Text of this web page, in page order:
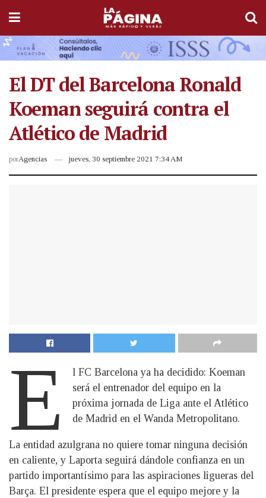
El DT del Barcelona Ronald
Koeman seguirá contra el
Atlético de Madrid
porAgencias jueves, 30 septiembre 2021 7:34 AM
E
l FC Barcelona ya ha decidido: Koeman
será el entrenador del equipo en la
próxima jornada de Liga ante el Atlético
de Madrid en el Wanda Metropolitano.
La entidad azulgrana no quiere tomar ninguna decisión
en caliente, y Laporta seguirá dándole confianza en un
partido importantísimo para las aspiraciones ligueras del
Barça. El presidente espera que el equipo mejore y la